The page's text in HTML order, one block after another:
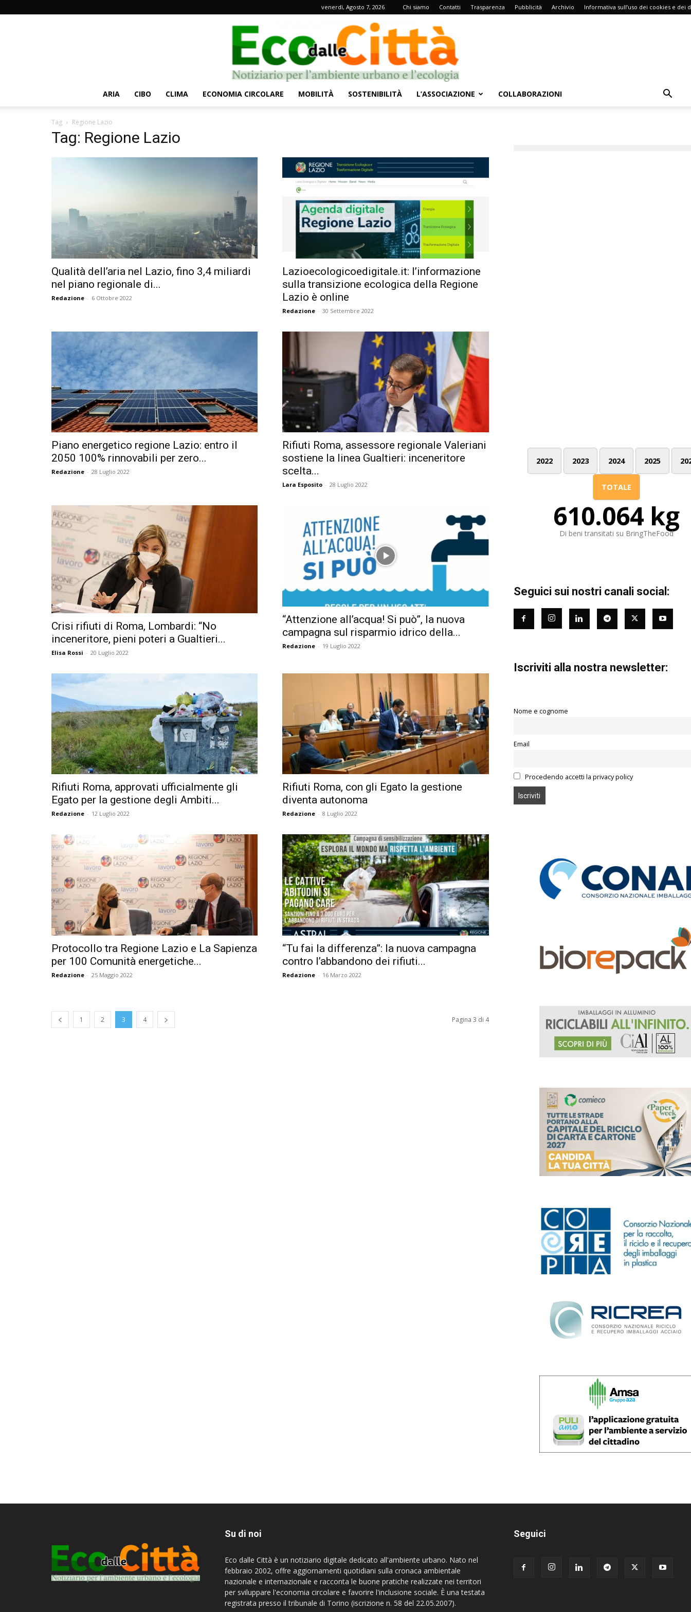
venerdì, Agosto 7, 2026 Chi siamo Contatti Trasparenza Pubblicità Archivio Informativa sull’uso dei cookies e dei
dalle
Città
ARIA CIBO CLIMA ECONOMIA CIRCOLARE MOBILITÀ SOSTENIBILITÀ L’ASSOCIAZIONE COLLABORAZIONI
Tag Regione Lazio
Tag: Regione Lazio
Qualità dell’aria nel Lazio, fino 3,4 miliardi
nel piano regionale di...
Redazione - 6 Ottobre 2022
Lazioecologicoedigitale.it: l’informazione
sulla transizione ecologica della Regione
Lazio è online
Redazione - 30 Settembre 2022
Piano energetico regione Lazio: entro il
2050 100% rinnovabili per zero...
Redazione - 28 Luglio 2022
Rifiuti Roma, assessore regionale Valeriani
sostiene la linea Gualtieri: inceneritore
scelta...
Lara Esposito - 28 Luglio 2022
Crisi rifiuti di Roma, Lombardi: “No
inceneritore, pieni poteri a Gualtieri...
Elisa Rossi - 20 Luglio 2022
“Attenzione all’acqua! Si può”, la nuova
campagna sul risparmio idrico della...
Redazione - 19 Luglio 2022
Rifiuti Roma, approvati ufficialmente gli
Egato per la gestione degli Ambiti...
Redazione - 12 Luglio 2022
Rifiuti Roma, con gli Egato la gestione
diventa autonoma
Redazione - 8 Luglio 2022
Protocollo tra Regione Lazio e La Sapienza
per 100 Comunità energetiche...
Redazione - 25 Maggio 2022
“Tu fai la differenza”: la nuova campagna
contro l’abbandono dei rifiuti...
Redazione - 16 Marzo 2022
1 2 3 4 Pagina 3 di 4
2022 2023 2024 2025
TOTALE
610.064 kg
Di beni transitati su BringTheFood
Seguici sui nostri canali social:
Iscriviti alla nostra newsletter:
Nome e cognome
Email
Procedendo accetti la privacy policy
Su di noi
Eco dalle Città è un notiziario digitale dedicato all'ambiente urbano. Nato nel
febbraio 2002, offre aggiornamenti quotidiani sulla cronaca ambientale
nazionale e internazionale e racconta le buone pratiche realizzate nei territori
per sviluppare l'economia circolare e favorire l'inclusione sociale. È una testata
registrata presso il tribunale di Torino (iscrizione n. 58 del 22.05.2007).
Seguici